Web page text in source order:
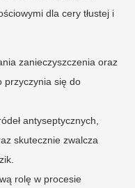
dla cery tłustej i
zanieczyszczenia oraz
przyczynia się do
antyseptycznych,
skutecznie zwalcza
rolę w procesie